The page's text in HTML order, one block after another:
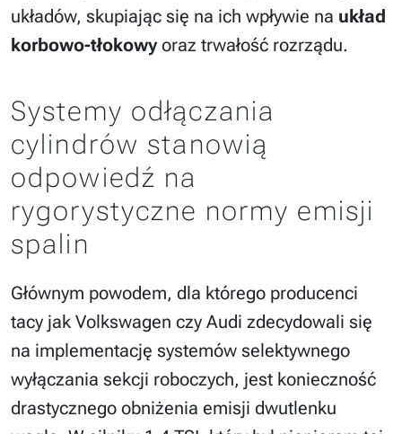
układów, skupiając się na ich wpływie na układ
korbowo-tłokowy oraz trwałość rozrządu.
Systemy odłączania
cylindrów stanowią
odpowiedź na
rygorystyczne normy emisji
spalin
Głównym powodem, dla którego producenci
tacy jak Volkswagen czy Audi zdecydowali się
na implementację systemów selektywnego
wyłączania sekcji roboczych, jest konieczność
drastycznego obniżenia emisji dwutlenku